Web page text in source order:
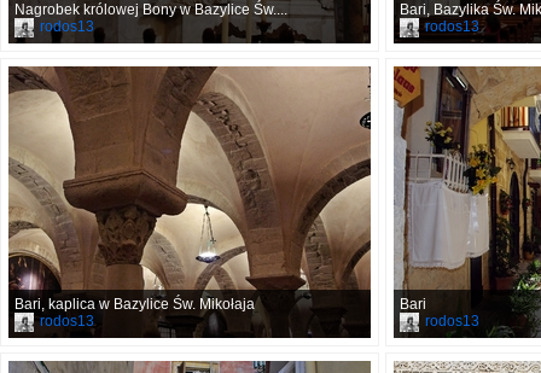
Nagrobek królowej Bony w Bazylice Św....
rodos13
Bari, Bazylika Św.
rodos13
Bari, kaplica w Bazylice Św. Mikołaja
rodos13
Bari
rodos13